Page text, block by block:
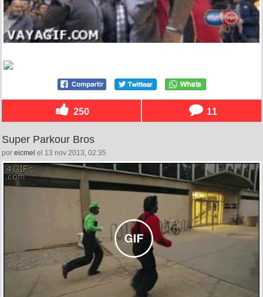
250 11
Super Parkour Bros
por eicmel el 13 nov 2013, 02:35